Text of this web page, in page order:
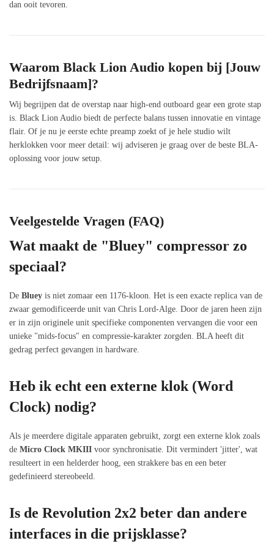
dan ooit tevoren.
Waarom Black Lion Audio kopen bij [Jouw
Bedrijfsnaam]?
Wij begrijpen dat de overstap naar high-end outboard gear een grote stap
is. Black Lion Audio biedt de perfecte balans tussen innovatie en vintage
flair. Of je nu je eerste echte preamp zoekt of je hele studio wilt
herklokken voor meer detail: wij adviseren je graag over de beste BLA-
oplossing voor jouw setup.
Veelgestelde Vragen (FAQ)
Wat maakt de "Bluey" compressor zo
speciaal?
De Bluey is niet zomaar een 1176-kloon. Het is een exacte replica van de
zwaar gemodificeerde unit van Chris Lord-Alge. Door de jaren heen zijn
er in zijn originele unit specifieke componenten vervangen die voor een
unieke "mids-focus" en compressie-karakter zorgden. BLA heeft dit
gedrag perfect gevangen in hardware.
Heb ik echt een externe klok (Word
Clock) nodig?
Als je meerdere digitale apparaten gebruikt, zorgt een externe klok zoals
de Micro Clock MKIII voor synchronisatie. Dit vermindert 'jitter', wat
resulteert in een helderder hoog, een strakkere bas en een beter
gedefinieerd stereobeeld.
Is de Revolution 2x2 beter dan andere
interfaces in die prijsklasse?